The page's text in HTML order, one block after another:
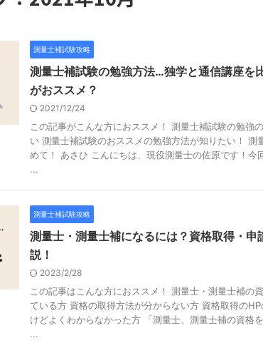
測量士補試験攻略
測量士補試験の勉強方法…独学と通信講座を
がおススメ？
2021/12/24
この記事がこんな方におススメ！ 測量士補試験の勉強
い 測量士補試験のおススメの勉強方法が知りたい！ 測
めて！ あさひ こんにちは、現役測量士の佐原です！今
...
測量士補試験攻略
測量士・測量士補になるには？資格取得・申
説！
2023/2/28
この記事はこんな方におススメ！ 測量士・測量士補の
ている方 資格の取得方法が分からない方 資格取得のHP
けどよくわからなかった方 「測量士、測量士補の資格
...